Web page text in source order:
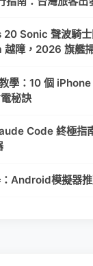
20 Sonic 聲波騎
障，2026 旗艦
學：10 個
秘訣
Code 終極指
Android模擬器